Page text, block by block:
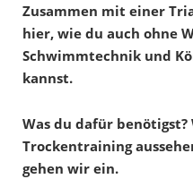
Zusammen mit einer
hier, wie du auch ohne
Schwimmtechnik und
kannst.
Was du dafür benötigst?
Trockentraining
gehen wir ein.